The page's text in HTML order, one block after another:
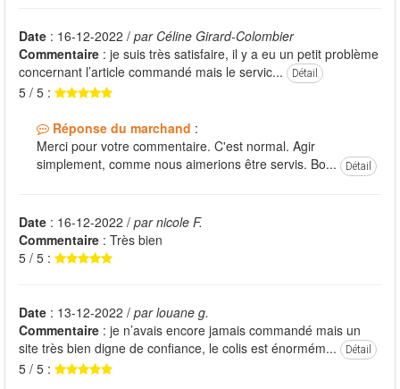
Date : 16-12-2022 / par Céline Girard-Colombier
Commentaire : je suis très satisfaire, il y a eu un petit problème
concernant l’article commandé mais le servic...
Détail
5 / 5 :
Réponse du marchand :
Merci pour votre commentaire. C'est normal. Agir
simplement, comme nous aimerions être servis. Bo...
Détail
Date : 16-12-2022 / par nicole F.
Commentaire : Très bien
5 / 5 :
Date : 13-12-2022 / par louane g.
Commentaire : je n’avais encore jamais commandé mais un
site très bien digne de confiance, le colis est énormém...
Détail
5 / 5 :